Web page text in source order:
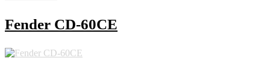
Fender CD-60CE